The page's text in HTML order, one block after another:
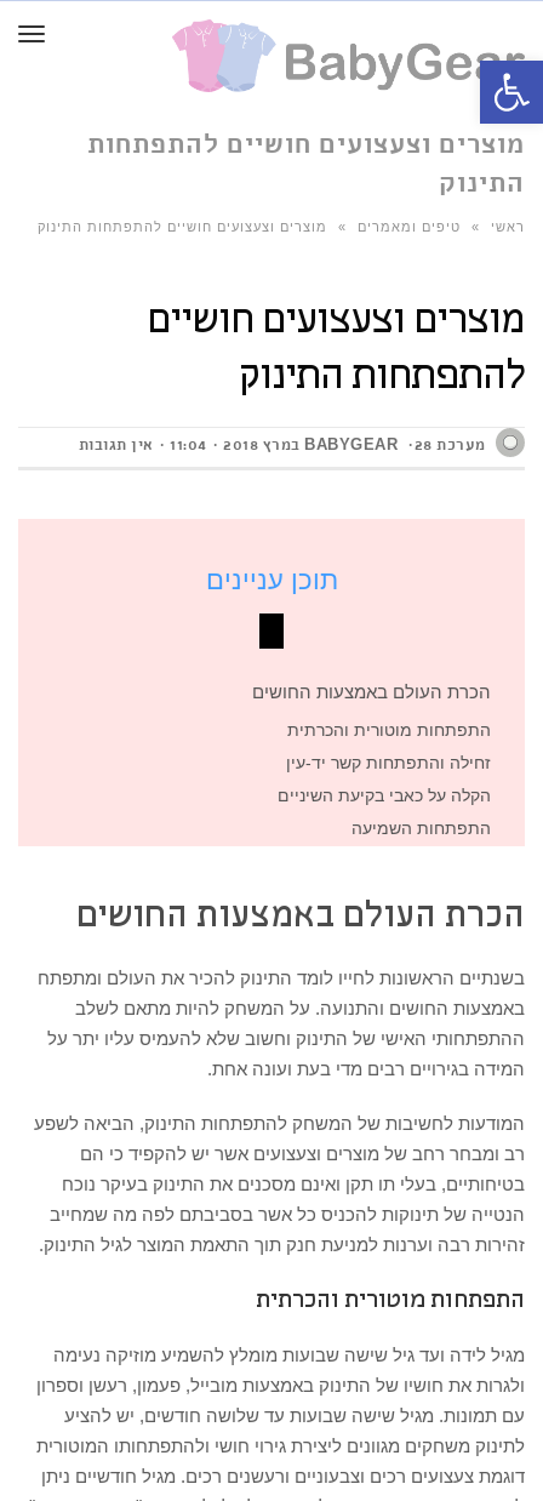
מוצרים וצעצועים חושיים להתפתחות
התינוק
ראשי » טיפים ומאמרים » מוצרים וצעצועים חושיים להתפתחות התינוק
מוצרים וצעצועים חושיים
להתפתחות התינוק
מערכת BABYGEAR 28 במרץ 2018 11:04 אין תגובות
תוכן עניינים
הכרת העולם באמצעות החושים
התפתחות מוטורית והכרתית
זחילה והתפתחות קשר יד-עין
הקלה על כאבי בקיעת השיניים
התפתחות השמיעה
הכרת העולם באמצעות החושים
בשנתיים הראשונות לחייו לומד התינוק להכיר את העולם ומתפתח
באמצעות החושים והתנועה. על המשחק להיות מתאם לשלב
ההתפתחותי האישי של התינוק וחשוב שלא להעמיס עליו יתר על
המידה בגירויים רבים מדי בעת ועונה אחת.
המודעות לחשיבות של המשחק להתפתחות התינוק, הביאה לשפע
רב ומבחר רחב של מוצרים וצעצועים אשר יש להקפיד כי הם
בטיחותיים, בעלי תו תקן ואינם מסכנים את התינוק בעיקר נוכח
הנטייה של תינוקות להכניס כל אשר בסביבתם לפה מה שמחייב
זהירות רבה וערנות למניעת חנק תוך התאמת המוצר לגיל התינוק.
התפתחות מוטורית והכרתית
מגיל לידה ועד גיל שישה שבועות מומלץ להשמיע מוזיקה נעימה
ולגרות את חושיו של התינוק באמצעות מובייל, פעמון, רעשן וספרון
עם תמונות. מגיל שישה שבועות עד שלושה חודשים, יש להציע
לתינוק משחקים מגוונים ליצירת גירוי חושי ולהתפתחותו המוטורית
דוגמת צעצועים רכים וצבעוניים ורעשנים רכים. מגיל חודשיים ניתן
פתח סרגל נגישות